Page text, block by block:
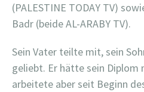
(PALESTINE TODAY TV)
Badr (beide AL-ARABY TV).
Sein Vater teilte mit, sein
geliebt. Er hätte sein Diplom
arbeitete aber seit Beginn